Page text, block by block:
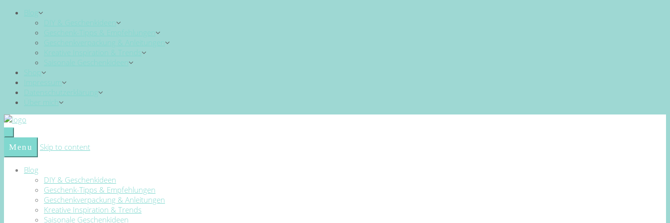
Blog
DIY & Geschenkideen
Geschenk-Tipps & Empfehlungen
Geschenkverpackung & Anleitungen
Kreative Inspiration & Trends
Saisonale Geschenkideen
Shop
Impressum
Datenschutzerklärung
Über mich
Menu Skip to content
Blog
DIY & Geschenkideen
Geschenk-Tipps & Empfehlungen
Geschenkverpackung & Anleitungen
Kreative Inspiration & Trends
Saisonale Geschenkideen